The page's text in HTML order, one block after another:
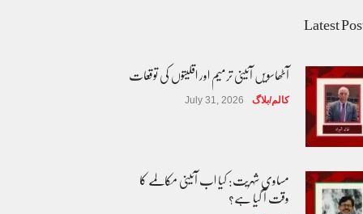
Latest
آٹھاسویں آئینی ترمیم اور اقلیتوں کی توقعات
کالم/بلاگ July 31, 2026
مساوی شہریت: کیا اب آئینی مکالمے کا
وقت آ گیا ہے؟